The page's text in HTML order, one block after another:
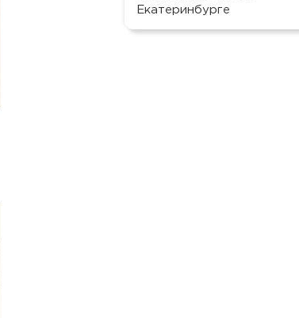
Екатеринбурге